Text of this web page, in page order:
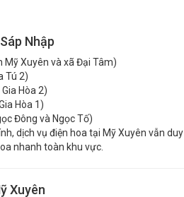
Nhập
Xuyên và xã Đại Tâm)
Tú 2)
Hòa 2)
Hòa 1)
Đông và Ngọc Tố)
dịch vụ điện hoa tại Mỹ Xuyên vẫn duy
nhanh toàn khu vực.